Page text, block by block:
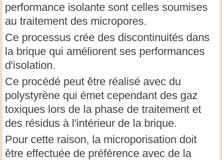
performance isolante sont celles soumises
au traitement des micropores.
Ce processus crée des discontinuités dans
la brique qui améliorent ses performances
d'isolation.
Ce procédé peut être réalisé avec du
polystyrène qui émet cependant des gaz
toxiques lors de la phase de traitement et
des résidus à l'intérieur de la brique.
Pour cette raison, la microporisation doit
être effectuée de préférence avec de la